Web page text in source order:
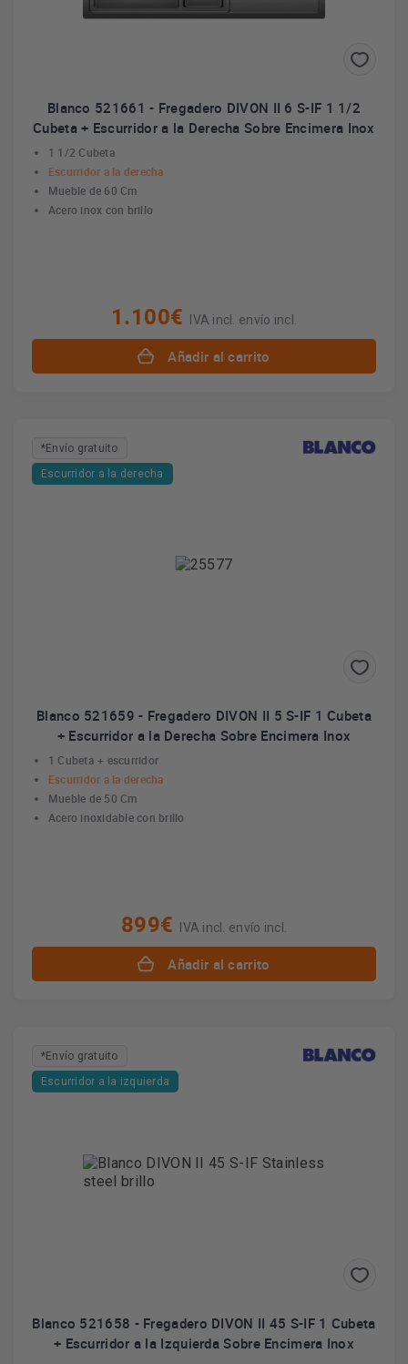
Blanco 521661 - Fregadero DIVON II 6 S-IF 1 1/2
Cubeta + Escurridor a la Derecha Sobre Encimera Inox
1 1/2 Cubeta
Escurridor a la derecha
Mueble de 60 Cm
Acero inox con brillo
1.100€ IVA incl. envío incl.
Añadir al carrito
*Envío gratuito
Escurridor a la derecha
Blanco 521659 - Fregadero DIVON II 5 S-IF 1 Cubeta
+ Escurridor a la Derecha Sobre Encimera Inox
1 Cubeta + escurridor
Escurridor a la derecha
Mueble de 50 Cm
Acero inoxidable con brillo
899€ IVA incl. envío incl.
Añadir al carrito
*Envío gratuito
Escurridor a la izquierda
Blanco 521658 - Fregadero DIVON II 45 S-IF 1 Cubeta
+ Escurridor a la Izquierda Sobre Encimera Inox